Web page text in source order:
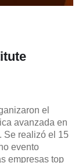
el
avanzada en
Se realizó el 15
evento
empresas top